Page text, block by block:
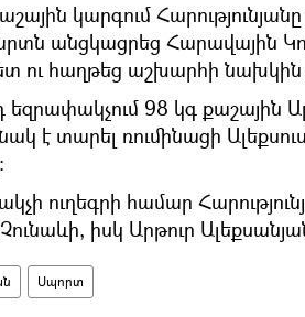
կարգում
անցկացրեց Հարավային
ու հաղթեց աշխարհի նախկին
98 կգ քաշային
է տարել ռումինացի
ուղեգրի համար
իսկ Արթուր
Սպորտ